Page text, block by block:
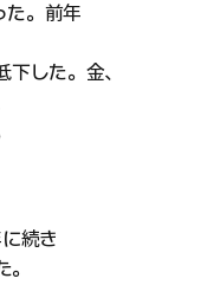
た。前年
した。金、
続き